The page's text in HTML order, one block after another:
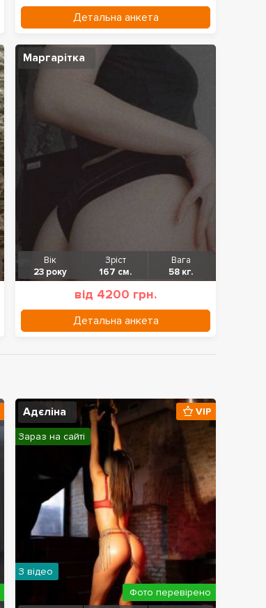
Детальна анкета
Маргарітка
Вік
23 року
Зріст
167 см.
Вага
58 кг.
від 4200 грн.
Детальна анкета
Адєліна VIP
Зараз на сайті
З відео
Фото перевірено